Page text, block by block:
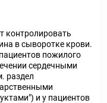
контролировать
в сыворотке крови.
пожилого
сердечными
раздел
и у пациентов